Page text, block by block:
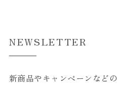
NEWSLETTER
新商品やキャンペーンなど